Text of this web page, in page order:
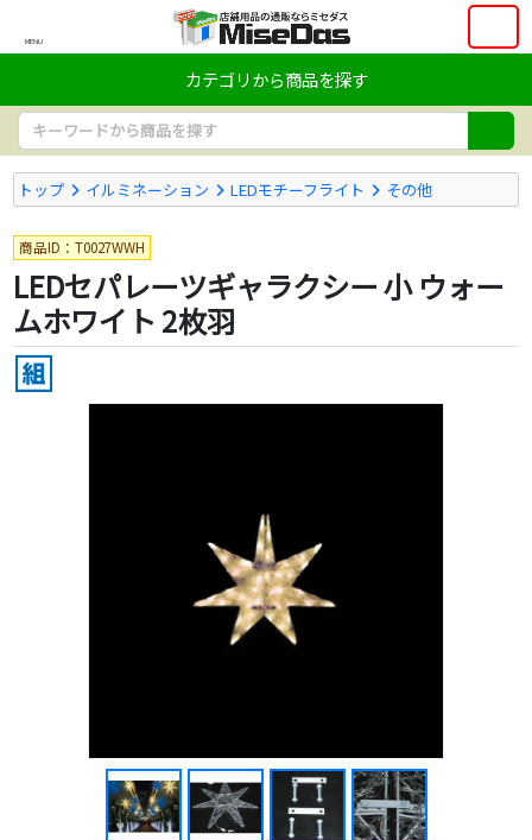
MENU
カテゴリから商品を探す
トップ イルミネーション LEDモチーフライト その他
商品ID：T0027WWH
LEDセパレーツギャラクシー 小 ウォー
ムホワイト 2枚羽